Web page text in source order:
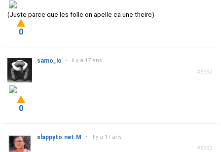
(Juste parce que les folle on apelle ca une theire)
0
#8992
samo_lo • il y a 17 ans
0
#8993
slappyto.net.M • il y a 17 ans